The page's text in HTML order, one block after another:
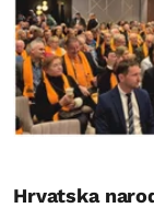
Hrvatska